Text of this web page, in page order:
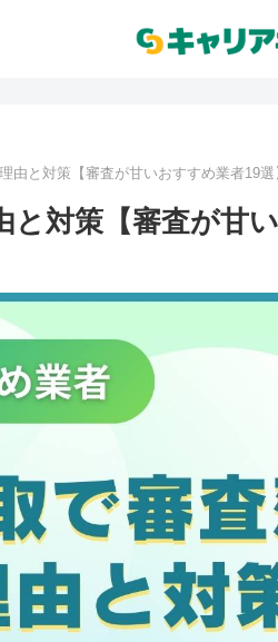
由と対策【審査が甘いおすすめ業者19選
と対策【審査が甘